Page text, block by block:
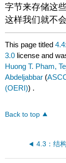
字节来存储这
这样我们就不
This page titled
3.0 license and
Huong T. Pham,
Abdeljabbar (
(OERI)) .
Back to top
4.3：结